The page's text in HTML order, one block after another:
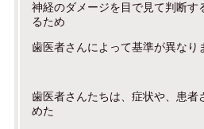
神経のダメージを目で見て判断す
るため
歯医者さんによって基準が異なり
歯医者さんたちは、症状や、患者
めた